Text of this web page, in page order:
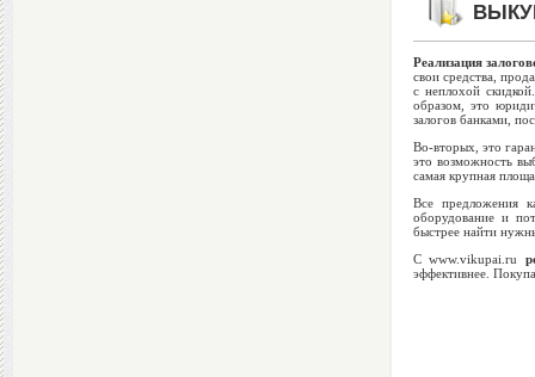
Реализация
свои средства,
с неплохой
образом, это
залогов банками,
Во-вторых, это
это возможность
самая крупная
Все предложения
оборудование и
быстрее найти
С www.vikupai.ru
эффективнее.